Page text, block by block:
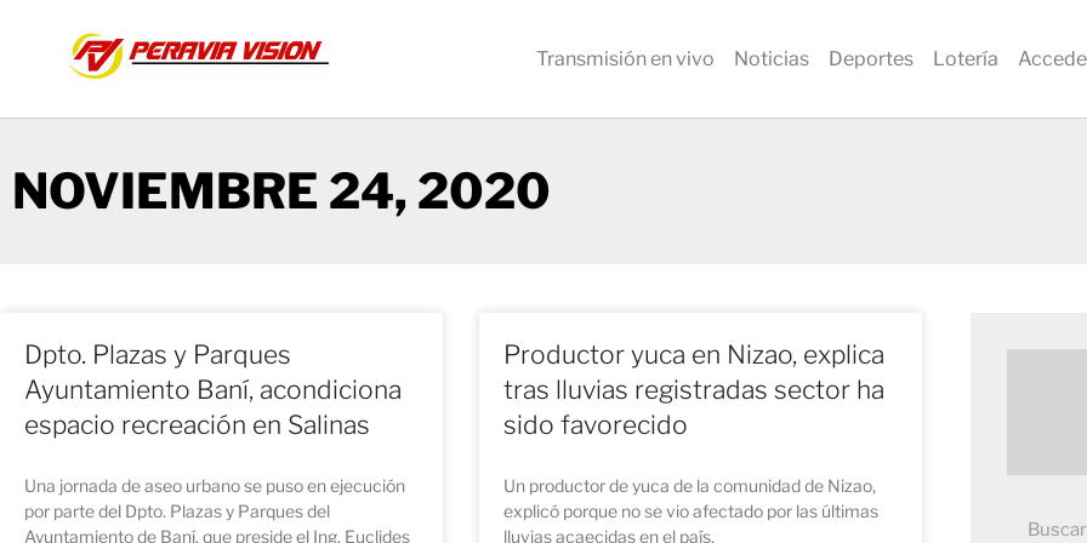
Transmisión en vivo Noticias Deportes Lotería
NOVIEMBRE 24, 2020
Dpto. Plazas y Parques
Ayuntamiento Baní, acondiciona
espacio recreación en Salinas
Una jornada de aseo urbano se puso en ejecución
por parte del Dpto. Plazas y Parques del
Ayuntamiento de Baní, que preside el Ing. Euclides
Productor yuca en Nizao, explica
tras lluvias registradas sector ha
sido favorecido
Un productor de yuca de la comunidad de Nizao,
explicó porque no se vio afectado por las últimas
lluvias acaecidas en el país.